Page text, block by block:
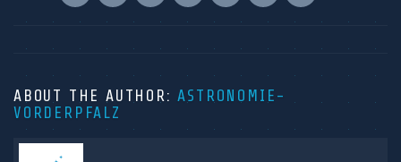
ABOUT THE AUTHOR:ASTRONOMIE-
VORDERPFALZ